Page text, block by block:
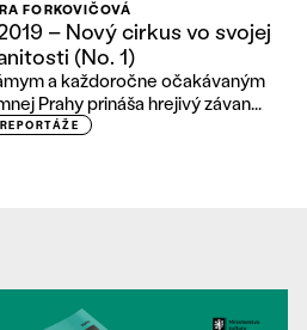
FORKOVIČOVÁ
– Nový cirkus vo svojej
(No. 1)
a každoročne očakávaným
Prahy prináša hrejivý závan...
REPORTÁŽE